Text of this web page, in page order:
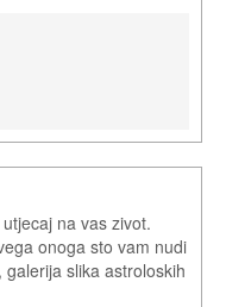
na vas zivot.
onoga sto vam nudi
slika astroloskih